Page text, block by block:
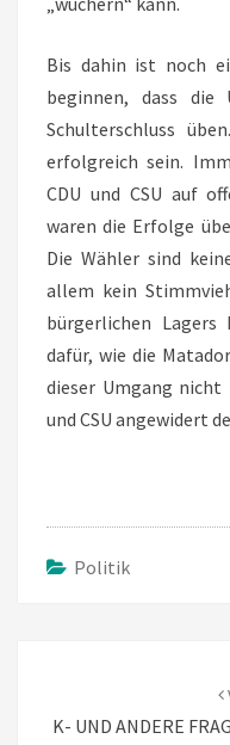
Bis dahin ist noch
beginnen, dass die
Schulterschluss
erfolgreich sein.
CDU und CSU auf
waren die Erfolge
Die Wähler sind
allem kein
bürgerlichen
dafür, wie die
dieser Umgang nicht
und CSU angewidert
Politik
K- UND ANDERE